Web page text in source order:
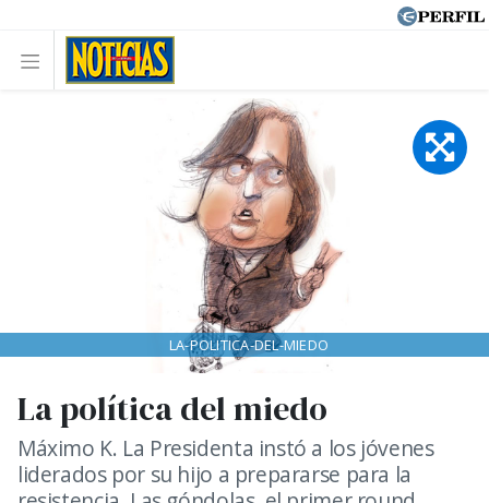
La política del miedo
Máximo K. La Presidenta instó a los jóvenes
liderados por su hijo a prepararse para la
LA-POLITICA-DEL-MIEDO